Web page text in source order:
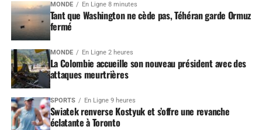
MONDE En Ligne 8 minutes
Tant que Washington ne cède pas, Téhéran garde Ormuz
fermé
MONDE En Ligne 2 heures
La Colombie accueille son nouveau président avec des
attaques meurtrières
SPORTS En Ligne 9 heures
Swiatek renverse Kostyuk et s’offre une revanche
éclatante à Toronto